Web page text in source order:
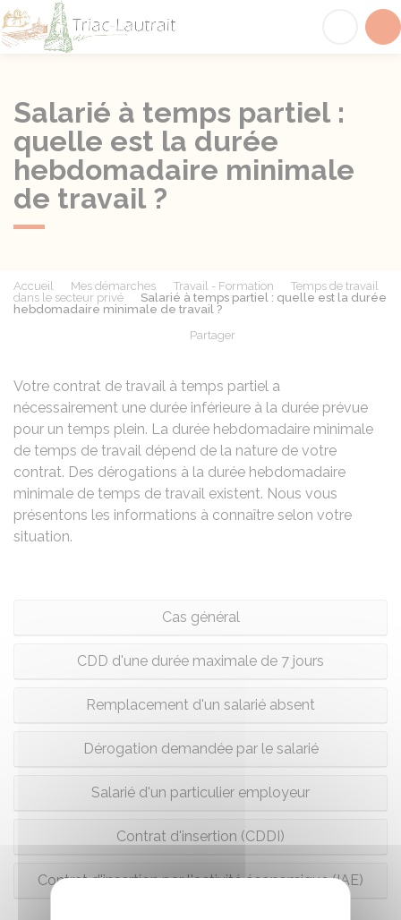
Salarié à temps partiel :
quelle est la durée
hebdomadaire minimale
de travail ?
Accueil Mes démarches Travail - Formation
Temps de travail
dans le secteur privé
Salarié à temps partiel : quelle est la durée
hebdomadaire minimale de travail ?
Partager
Votre contrat de travail à temps partiel a
nécessairement une durée inférieure à la durée prévue
pour un temps plein. La durée hebdomadaire minimale
de temps de travail dépend de la nature de votre
contrat. Des dérogations à la durée hebdomadaire
minimale de temps de travail existent. Nous vous
présentons les informations à connaître selon votre
situation.
Cas général
CDD d'une durée maximale de 7 jours
Remplacement d'un salarié absent
Dérogation demandée par le salarié
Salarié d'un particulier employeur
Contrat d'insertion (CDDI)
Contrat d'insertion par l'activité économique (IAE)